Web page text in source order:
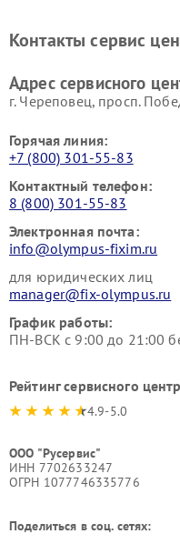
Контакты сервис
Адрес сервисного
г. Череповец, просп.
Горячая линия:
+7 (800) 301-55-83
Контактный телефон:
8 (800) 301-55-83
Электронная почта:
info@olympus-fixim.ru
для юридических лиц
manager@fix-olympus.ru
График работы:
ПН-ВСК с 9:00 до 21:00
Рейтинг сервисного
4.9-5.0
ООО "Русервис"
ИНН 7702633247
ОГРН 1077746335776
Поделиться в соц. сетях: